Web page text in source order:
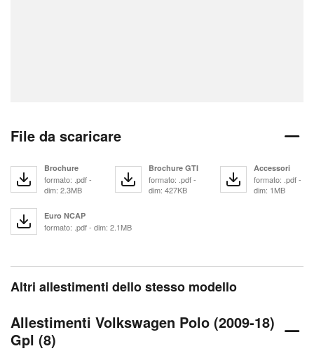
File da scaricare
Brochure
formato: .pdf -
dim: 2.3MB
Brochure GTI
formato: .pdf -
dim: 427KB
Accessori
formato: .pdf -
dim: 1MB
Euro NCAP
formato: .pdf - dim: 2.1MB
Altri allestimenti dello stesso modello
Allestimenti Volkswagen Polo (2009-18)
Gpl (8)